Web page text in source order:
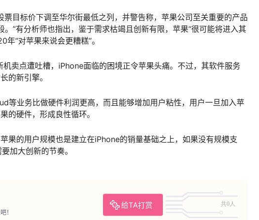
目标价下调至华尔街最低之列，并警告称，苹果公司至关重要的产品
。”有分析师也指出，鉴于需求枯竭且创新有限，苹果“很可能将进入其
“对苹果来说会更糟糕”。
卖点遭吐槽，iPhone面临的困境正令苹果头痛。不过，其软件服务
的新引擎。
等业务比做硬件利润更高，而且能够增加用户粘性，用户一旦加入苹
的硬件，形成良性循环。
果的用户规模也是建立在iPhone的销量基础之上，如果没有规模支
加大创新的节奏。
给TA打赏 共0人
！